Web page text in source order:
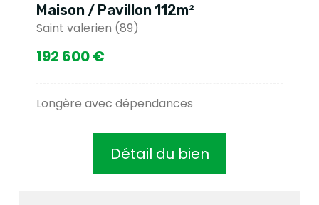
Maison / Pavillon 112m²
Saint valerien (89)
192 600 €
Longère avec dépendances
Détail du bien